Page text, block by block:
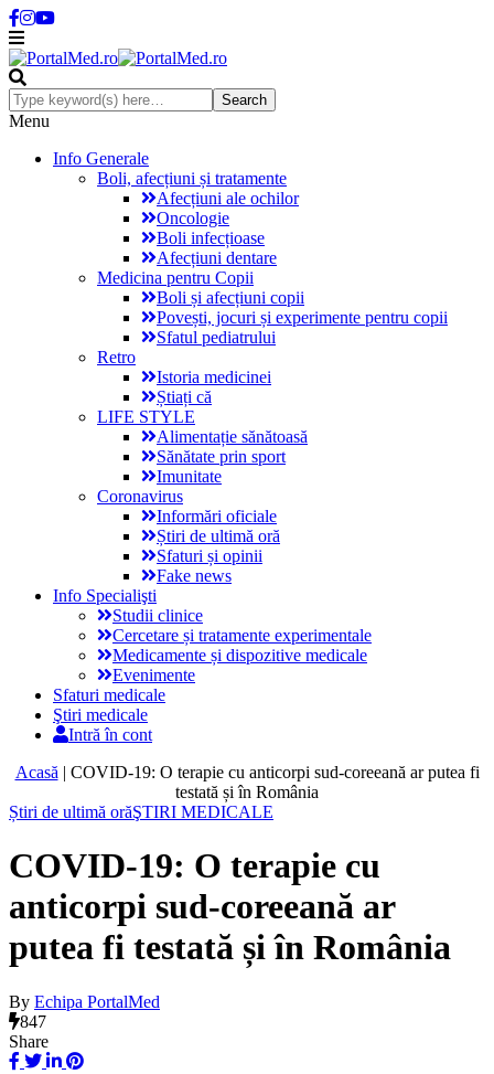
Menu
Info Generale
Boli, afecțiuni și tratamente
Afecțiuni ale ochilor
Oncologie
Boli infecțioase
Afecțiuni dentare
Medicina pentru Copii
Boli și afecțiuni copii
Povești, jocuri și experimente pentru copii
Sfatul pediatrului
Retro
Istoria medicinei
Știați că
LIFE STYLE
Alimentație sănătoasă
Sănătate prin sport
Imunitate
Coronavirus
Informări oficiale
Știri de ultimă oră
Sfaturi și opinii
Fake news
Info Specialişti
Studii clinice
Cercetare și tratamente experimentale
Medicamente și dispozitive medicale
Evenimente
Sfaturi medicale
Ştiri medicale
Intră în cont
Acasă | COVID-19: O terapie cu anticorpi sud-coreeană ar putea fi
testată și în România
Știri de ultimă orăŞTIRI MEDICALE
COVID-19: O terapie cu
anticorpi sud-coreeană ar
putea fi testată și în România
By Echipa PortalMed
847
Share